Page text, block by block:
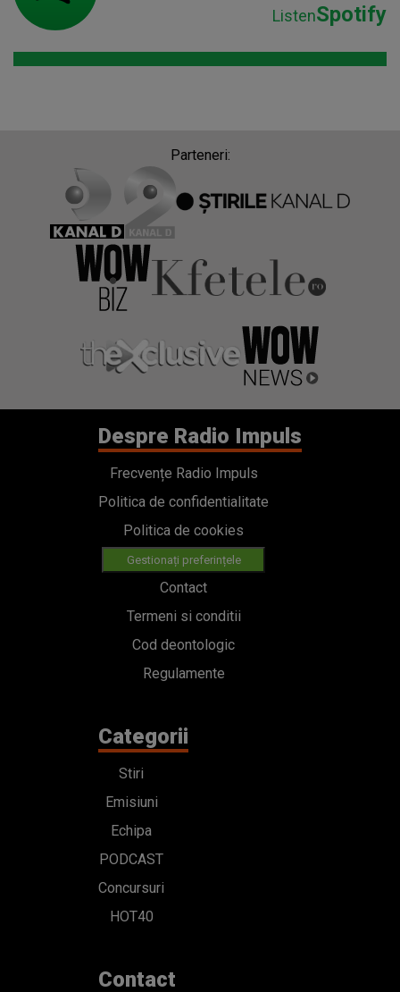
ListenSpotify
Parteneri:
Despre Radio Impuls
Frecvențe Radio Impuls
Politica de confidentialitate
Politica de cookies
Gestionați preferințele
Contact
Termeni si conditii
Cod deontologic
Regulamente
Categorii
Stiri
Emisiuni
Echipa
PODCAST
Concursuri
HOT40
Contact